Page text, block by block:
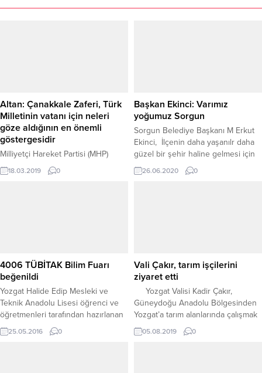
Altan: Çanakkale Zaferi, Türk
Milletinin vatanı için neleri
göze aldığının en önemli
göstergesidir
Milliyetçi Hareket Partisi (MHP)
Yozgat İl Başkanı Ferhat Altan,
Çanakkale Zaferi’nin Türk milletinin
18.03.2019 0
Başkan Ekinci: Varımız
yoğumuz Sorgun
Sorgun Belediye Başkanı M Erkut
Ekinci, İlçenin daha yaşanılr daha
güzel bir şehir haline gelmesi için
yoğun bir şekilde çalışmaları
sürdürdüklerini belirterek, “Varımız
26.06.2020 0
4006 TÜBİTAK Bilim Fuarı
beğenildi
Yozgat Halide Edip Mesleki ve
Teknik Anadolu Lisesi öğrenci ve
öğretmenleri tarafından hazırlanan
4006 TUBİTAK Bilim Fuarı büyük
beğeni topladı. Okulda
25.05.2016 0
Vali Çakır, tarım işçilerini
ziyaret etti
Yozgat Valisi Kadir Çakır,
Güneydoğu Anadolu Bölgesinden
Yozgat’a tarım alanlarında çalışmak
üzere gelen mevsimlik tarım
işçilerini ziyaret etti.
05.08.2019 0